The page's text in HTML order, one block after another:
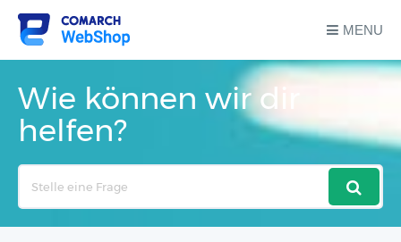
MENU
Wie können wir dir
helfen?